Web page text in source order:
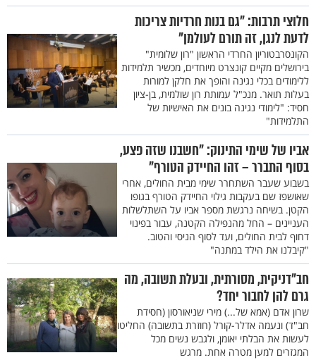
חלוצי תרבות: "גם בנות חרדיות צריכות
לדעת לנגן, זה תורם לעולמן"
הקונסרבטוריון החרדי הראשון "רון שלומית"
בירושלים מקיים קונצרט מיוחדים, מכשיר תלמידות
ללימודים בכלי נגינה והופך את חלקן למורות
בעלות תואר. מנכ"ל עמותת רון שולמית, בן-ציון
חסיד: "לימודי נגינה בונים את האישיות של
התלמידות"
אביו של שימי התינוק: "חשבנו שזה פצע,
בסוף התברר – זהו החיידק הטורף"
בשבוע שעבר השתחרר שימי מבית החולים, אחרי
שאושפז שם בעקבות גילוי החיידק הטורף בגופו
הקטן. בשיחה נרגשת מספר אביו על השתלשלות
העניינים – החל מהנפילה הקטנה, עבור בפינוי
דחוף לבית החולים, ועד לסוף הניסי והטוב.
"קיבלנו את הילד במתנה"
חב"דניקית, מסורתית, ובעלת תשובה, מה
גרם להן לחבור יחד?
שרון אדם (אמא של...) מירי שניאורסון (חסידת
חב"ד) ונעמה אדלר-קורל (חוזרת בתשובה) החליטו
לעשות את הבלתי יאומן, ולגבש נשים מכל
המגזרים למען מטרה אחת. מרגש